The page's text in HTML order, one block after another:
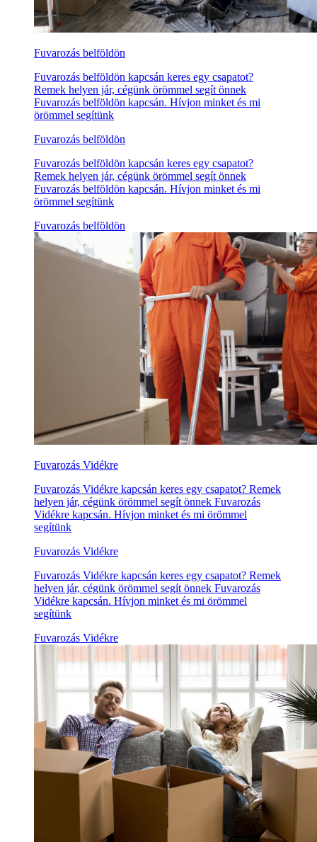
Fuvarozás belföldön
Fuvarozás belföldön kapcsán keres egy csapatot?
Remek helyen jár, cégünk örömmel segít önnek
Fuvarozás belföldön kapcsán. Hívjon minket és mi
örömmel segítünk
Fuvarozás belföldön
Fuvarozás belföldön kapcsán keres egy csapatot?
Remek helyen jár, cégünk örömmel segít önnek
Fuvarozás belföldön kapcsán. Hívjon minket és mi
örömmel segítünk
Fuvarozás belföldön
Fuvarozás Vidékre
Fuvarozás Vidékre kapcsán keres egy csapatot? Remek
helyen jár, cégünk örömmel segít önnek Fuvarozás
Vidékre kapcsán. Hívjon minket és mi örömmel
segítünk
Fuvarozás Vidékre
Fuvarozás Vidékre kapcsán keres egy csapatot? Remek
helyen jár, cégünk örömmel segít önnek Fuvarozás
Vidékre kapcsán. Hívjon minket és mi örömmel
segítünk
Fuvarozás Vidékre